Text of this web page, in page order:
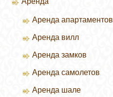
Аренда апартаментов
Зимние курорты
Летние курорты
Аренда вилл
Аренда замков
Аренда самолетов
Аренда шале